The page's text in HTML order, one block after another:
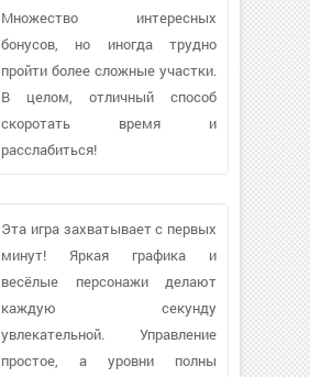
Множество интересных
бонусов, но иногда трудно
пройти более сложные участки.
В целом, отличный способ
скоротать время и
расслабиться!
Эта игра захватывает с первых
минут! Яркая графика и
весёлые персонажи делают
каждую секунду
увлекательной. Управление
простое, а уровни полны